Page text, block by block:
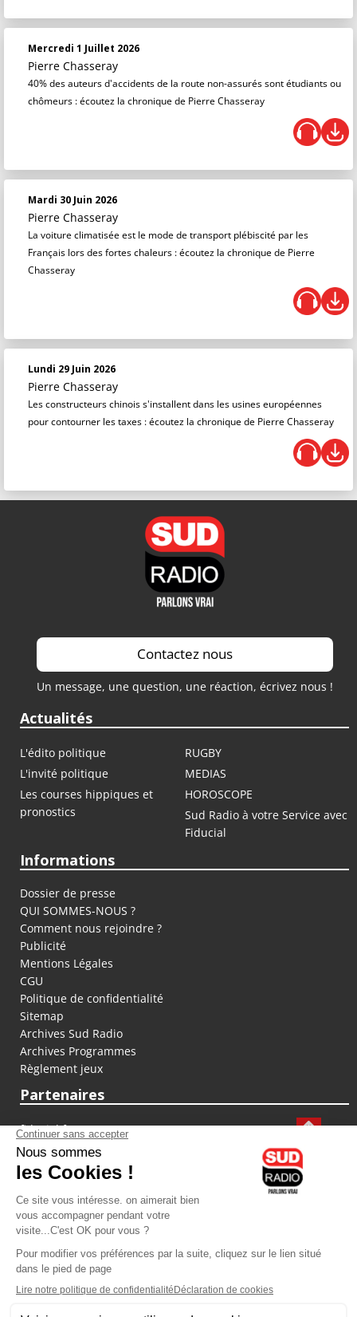
Mercredi 1 Juillet 2026
Pierre Chasseray
40% des auteurs d'accidents de la route non-assurés sont étudiants ou
chômeurs : écoutez la chronique de Pierre Chasseray
Mardi 30 Juin 2026
Pierre Chasseray
La voiture climatisée est le mode de transport plébiscité par les
Français lors des fortes chaleurs : écoutez la chronique de Pierre
Chasseray
Lundi 29 Juin 2026
Pierre Chasseray
Les constructeurs chinois s'installent dans les usines européennes
pour contourner les taxes : écoutez la chronique de Pierre Chasseray
Contactez nous
Un message, une question, une réaction, écrivez nous !
Actualités
L'édito politique
RUGBY
L'invité politique
MEDIAS
Les courses hippiques et
pronostics
HOROSCOPE
Sud Radio à votre Service avec
Fiducial
Informations
Dossier de presse
QUI SOMMES-NOUS ?
Comment nous rejoindre ?
Publicité
Mentions Légales
CGU
Politique de confidentialité
Sitemap
Archives Sud Radio
Archives Programmes
Règlement jeux
Partenaires
fiducial.fr
lyoncapitale.fr
olympique-et-lyonnais.com
L'application Iphone / Android
Téléchargez l'application
Les cookies